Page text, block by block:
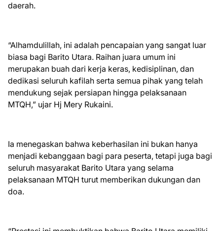
daerah.
“Alhamdulillah, ini adalah pencapaian yang sangat luar
biasa bagi Barito Utara. Raihan juara umum ini
merupakan buah dari kerja keras, kedisiplinan, dan
dedikasi seluruh kafilah serta semua pihak yang telah
mendukung sejak persiapan hingga pelaksanaan
MTQH,” ujar Hj Mery Rukaini.
Ia menegaskan bahwa keberhasilan ini bukan hanya
menjadi kebanggaan bagi para peserta, tetapi juga bagi
seluruh masyarakat Barito Utara yang selama
pelaksanaan MTQH turut memberikan dukungan dan
doa.